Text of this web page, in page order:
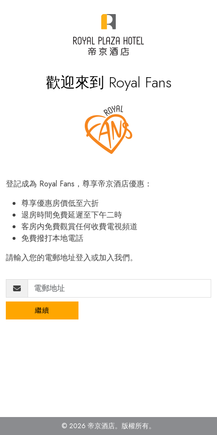
歡迎來到 Royal Fans
登記成為 Royal Fans，尊享帝京酒店優惠：
尊享優惠房價低至六折
退房時間免費延遲至下午二時
客房内免費觀賞任何收費電視頻道
免費撥打本地電話
請輸入您的電郵地址登入或加入我們。
繼續
© 2026 帝京酒店。 版權所有。